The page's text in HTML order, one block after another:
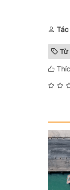
Từ